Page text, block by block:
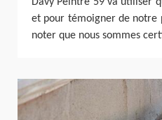
et pour témoigner de notre
noter que nous sommes